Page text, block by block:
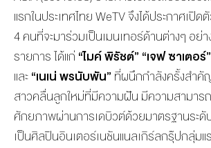
แรกในประเทศไทย WeTV จึงได้ประกาศเปิ
4 คนที่จะมาร่วมเป็นเมนเทอร์ด้านต่างๆ อย่
รายการ ได้แก่ “ไมค์ พิรัชต์” “เจฟ ซาเตอร์
และ“เนเน่ พรนับพัน” ที่ผนึกกำลังครั้งสำ
สาวคลื่นลูกใหม่ที่มีความฝัน มีความสามาร
ศักยภาพผ่านการเดบิวต์ด้วยมาตรฐานระดั
เป็นศิลปินอินเตอร์เนชันแนลเกิร์ลกรุ๊ปกลุ่มแ